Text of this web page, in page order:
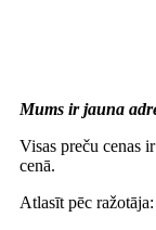
Mums ir jauna
Visas preču cenas
cenā.
Atlasīt pēc ražotāja: